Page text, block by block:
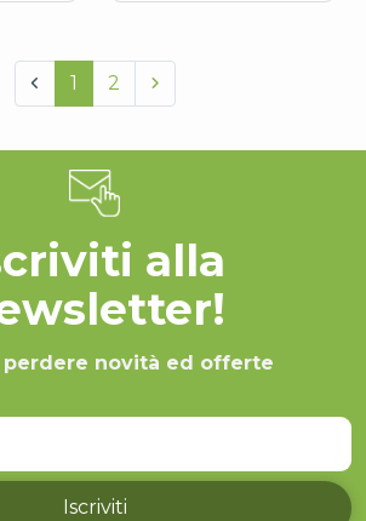
1 2
alla
perdere novità ed offerte
Iscriviti